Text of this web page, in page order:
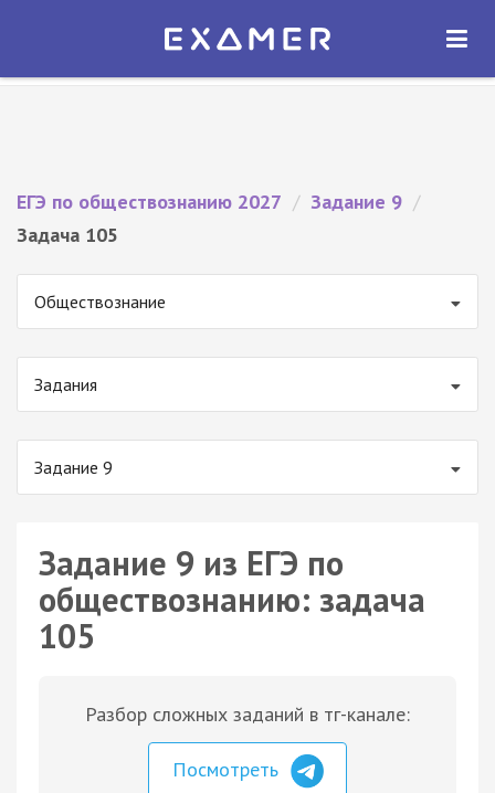
Экзамер — ЕГЭ 2027
ОТКРЫТЬ
ЕГЭ по обществознанию 2027 / Задание 9 /
Задача 105
Обществознание
Задания
Задание 9
Задание 9 из ЕГЭ по
обществознанию: задача
105
Разбор сложных заданий в тг-канале:
Посмотреть